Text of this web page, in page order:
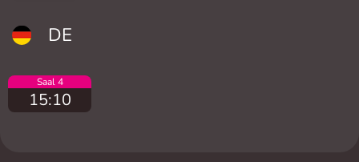
DE
Saal 4
15:10